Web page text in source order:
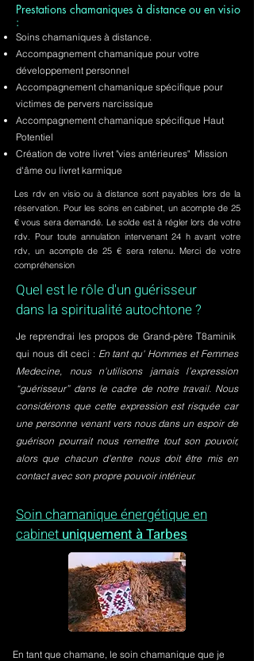
Prestations chamaniques à distance ou en visio
:
Soins chamaniques à distance.
Accompagnement chamanique pour votre
développement personnel
Accompagnement chamanique spécifique pour
victimes de pervers narcissique
Accompagnement chamanique spécifique Haut
Potentiel
Création de votre livret "vies antérieures" Mission
d'âme ou livret karmique
Les rdv en visio ou à distance sont payables lors de la
réservation. Pour les soins en cabinet, un acompte de 25
€ vous sera demandé. Le solde est à régler lors de votre
rdv. Pour toute annulation intervenant 24 h avant votre
rdv, un acompte de 25 € sera retenu. Merci de votre
compréhension
Quel est le rôle d'un guérisseur
dans la spiritualité autochtone ?
Je reprendrai les propos de Grand-père T8aminik
qui nous dit ceci : En tant qu' Hommes et Femmes
Medecine, nous n'utilisons jamais l’expression
“guérisseur” dans le cadre de notre travail. Nous
considérons que cette expression est risquée car
une personne venant vers nous dans un espoir de
guérison pourrait nous remettre tout son pouvoir,
alors que chacun d’entre nous doit être mis en
contact avec son propre pouvoir intérieur.
Soin chamanique énergétique en
cabinet uniquement à Tarbes
En tant que chamane, le soin chamanique que je